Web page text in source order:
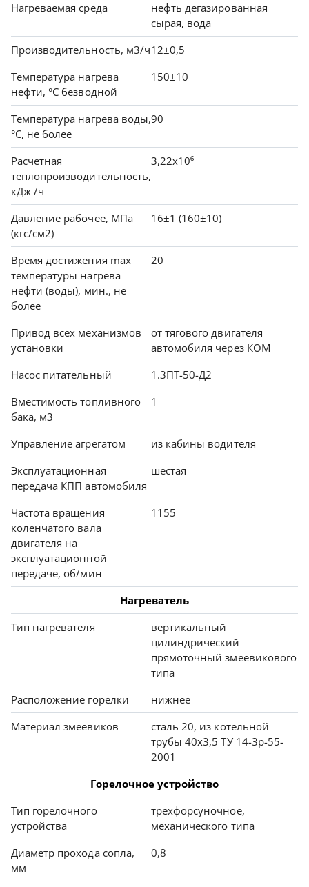
Нагреваемая среда
нефть дегазированная
сырая, вода
Производительность, м3/ч12±0,5
Температура нагрева
нефти, °С безводной
150±10
Температура нагрева воды,
°С, не более
90
Расчетная
теплопроизводительность,
кДж /ч
3,22х10⁶
Давление рабочее, МПа
(кгс/см2)
16±1 (160±10)
Время достижения max
температуры нагрева
нефти (воды), мин., не
более
20
Привод всех механизмов
установки
от тягового двигателя
автомобиля через КОМ
Насос питательный
1.3ПТ-50-Д2
Вместимость топливного
бака, м3
1
Управление агрегатом
из кабины водителя
Эксплуатационная
передача КПП автомобиля
шестая
Частота вращения
коленчатого вала
двигателя на
эксплуатационной
передаче, об/мин
1155
Нагреватель
Тип нагревателя
вертикальный
цилиндрический
прямоточный змеевикового
типа
Расположение горелки
нижнее
Материал змеевиков
сталь 20, из котельной
трубы 40х3,5 ТУ 14-3р-55-
2001
Горелочное устройство
Тип горелочного
устройства
трехфорсуночное,
механического типа
Диаметр прохода сопла,
мм
0,8